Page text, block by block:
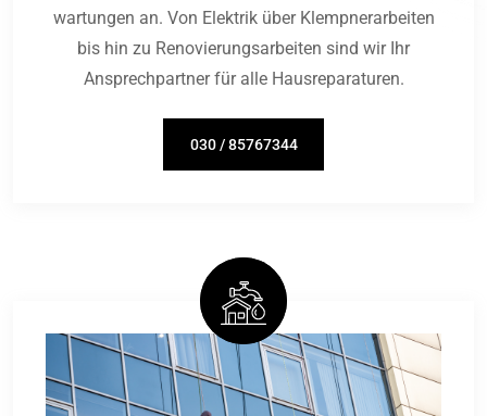
wartungen an. Von Elektrik über Klempnerarbeiten
bis hin zu Renovierungsarbeiten sind wir Ihr
Ansprechpartner für alle Hausreparaturen.
030 / 85767344